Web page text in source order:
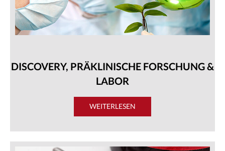
DISCOVERY, PRÄKLINISCHE FORSCHUNG &
LABOR
WEITERLESEN